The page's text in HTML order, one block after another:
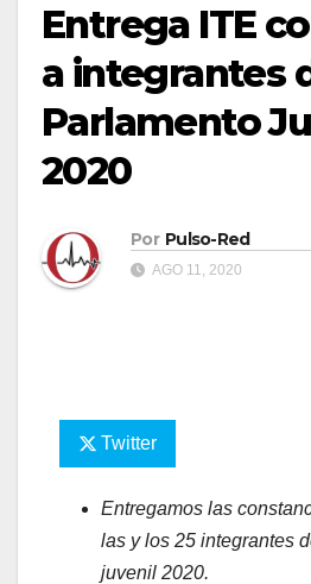
Entrega ITE
a integrantes
Parlamento
2020
Por Pulso-Red
AGO 11, 2020
Twitter
Entregamos las
las y los 25 integrantes
juvenil 2020.